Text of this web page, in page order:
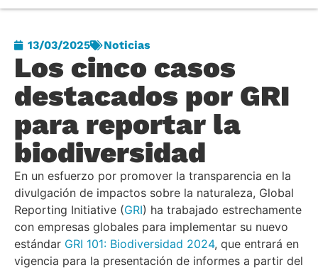
13/03/2025 Noticias
Los cinco casos
destacados por GRI
para reportar la
biodiversidad
En un esfuerzo por promover la transparencia en la
divulgación de impactos sobre la naturaleza, Global
Reporting Initiative (GRI) ha trabajado estrechamente
con empresas globales para implementar su nuevo
estándar GRI 101: Biodiversidad 2024, que entrará en
vigencia para la presentación de informes a partir del